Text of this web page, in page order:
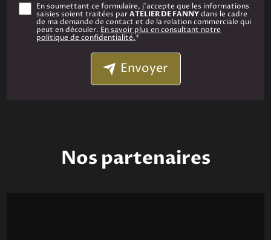
En soumettant ce formulaire, j'accepte que les informations
saisies soient traitées parATELIER DE FANNYdans le cadre
de ma demande de contact et de la relation commerciale qui
peut en découler. En savoir plus en consultant notre
politique de confidentialité.*
Envoyer
Nos partenaires